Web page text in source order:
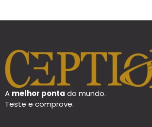
A melhor ponta do mundo.
Teste e comprove.